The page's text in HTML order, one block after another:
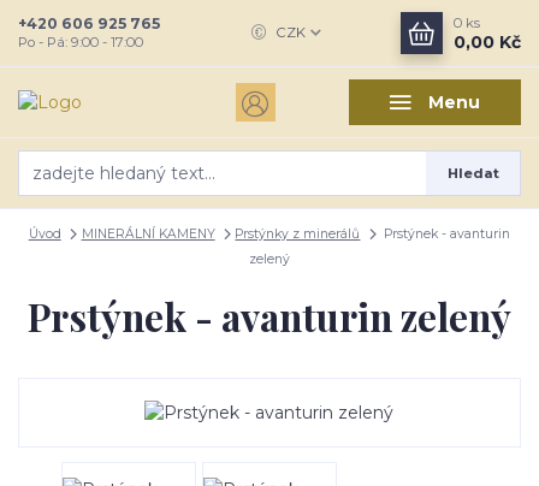
Menu
CZK
Hledat
+420 606 925 765
Po - Pá: 9:00 - 17:00
0 ks
0,00 Kč
Úvod MINERÁLNÍ KAMENY Prstýnky z minerálů
Prstýnek - avanturin
zelený
Prstýnek - avanturin zelený